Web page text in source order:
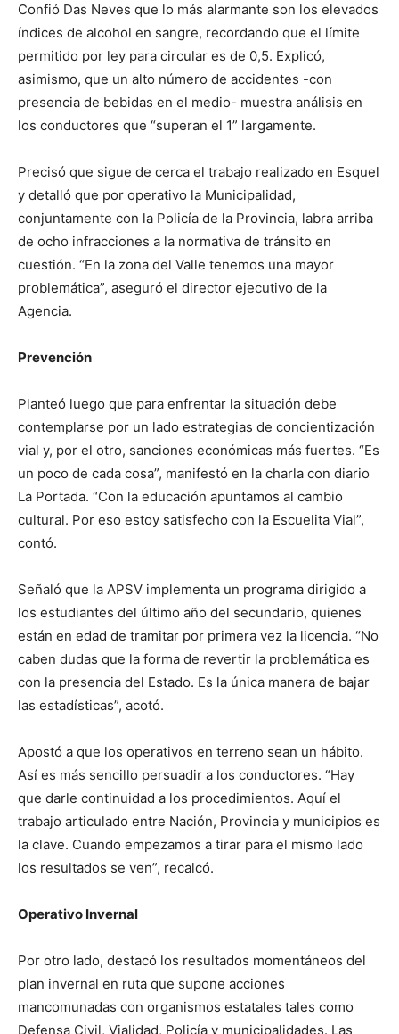
Confió Das Neves que lo más alarmante son los elevados
índices de alcohol en sangre, recordando que el límite
permitido por ley para circular es de 0,5. Explicó,
asimismo, que un alto número de accidentes -con
presencia de bebidas en el medio- muestra análisis en
los conductores que “superan el 1” largamente.
Precisó que sigue de cerca el trabajo realizado en Esquel
y detalló que por operativo la Municipalidad,
conjuntamente con la Policía de la Provincia, labra arriba
de ocho infracciones a la normativa de tránsito en
cuestión. “En la zona del Valle tenemos una mayor
problemática”, aseguró el director ejecutivo de la
Agencia.
Prevención
Planteó luego que para enfrentar la situación debe
contemplarse por un lado estrategias de concientización
vial y, por el otro, sanciones económicas más fuertes. “Es
un poco de cada cosa”, manifestó en la charla con diario
La Portada. “Con la educación apuntamos al cambio
cultural. Por eso estoy satisfecho con la Escuelita Vial”,
contó.
Señaló que la APSV implementa un programa dirigido a
los estudiantes del último año del secundario, quienes
están en edad de tramitar por primera vez la licencia. “No
caben dudas que la forma de revertir la problemática es
con la presencia del Estado. Es la única manera de bajar
las estadísticas”, acotó.
Apostó a que los operativos en terreno sean un hábito.
Así es más sencillo persuadir a los conductores. “Hay
que darle continuidad a los procedimientos. Aquí el
trabajo articulado entre Nación, Provincia y municipios es
la clave. Cuando empezamos a tirar para el mismo lado
los resultados se ven”, recalcó.
Operativo Invernal
Por otro lado, destacó los resultados momentáneos del
plan invernal en ruta que supone acciones
mancomunadas con organismos estatales tales como
Defensa Civil, Vialidad, Policía y municipalidades. Las